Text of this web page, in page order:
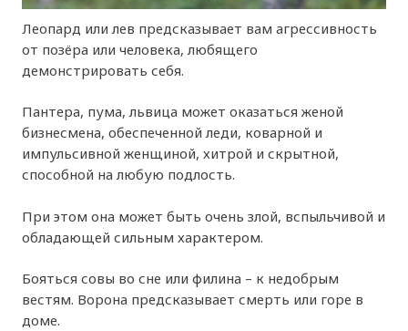
Леопард или лев предсказывает вам агрессивность
от позёра или человека, любящего
демонстрировать себя.
Пантера, пума, львица может оказаться женой
бизнесмена, обеспеченной леди, коварной и
импульсивной женщиной, хитрой и скрытной,
способной на любую подлость.
При этом она может быть очень злой, вспыльчивой и
обладающей сильным характером.
Бояться совы во сне или филина – к недобрым
вестям. Ворона предсказывает смерть или горе в
доме.